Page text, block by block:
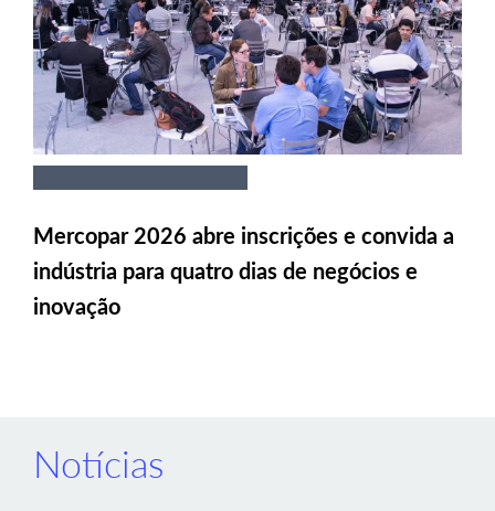
Mercopar 2026 abre inscrições e convida a
indústria para quatro dias de negócios e
inovação
Notícias